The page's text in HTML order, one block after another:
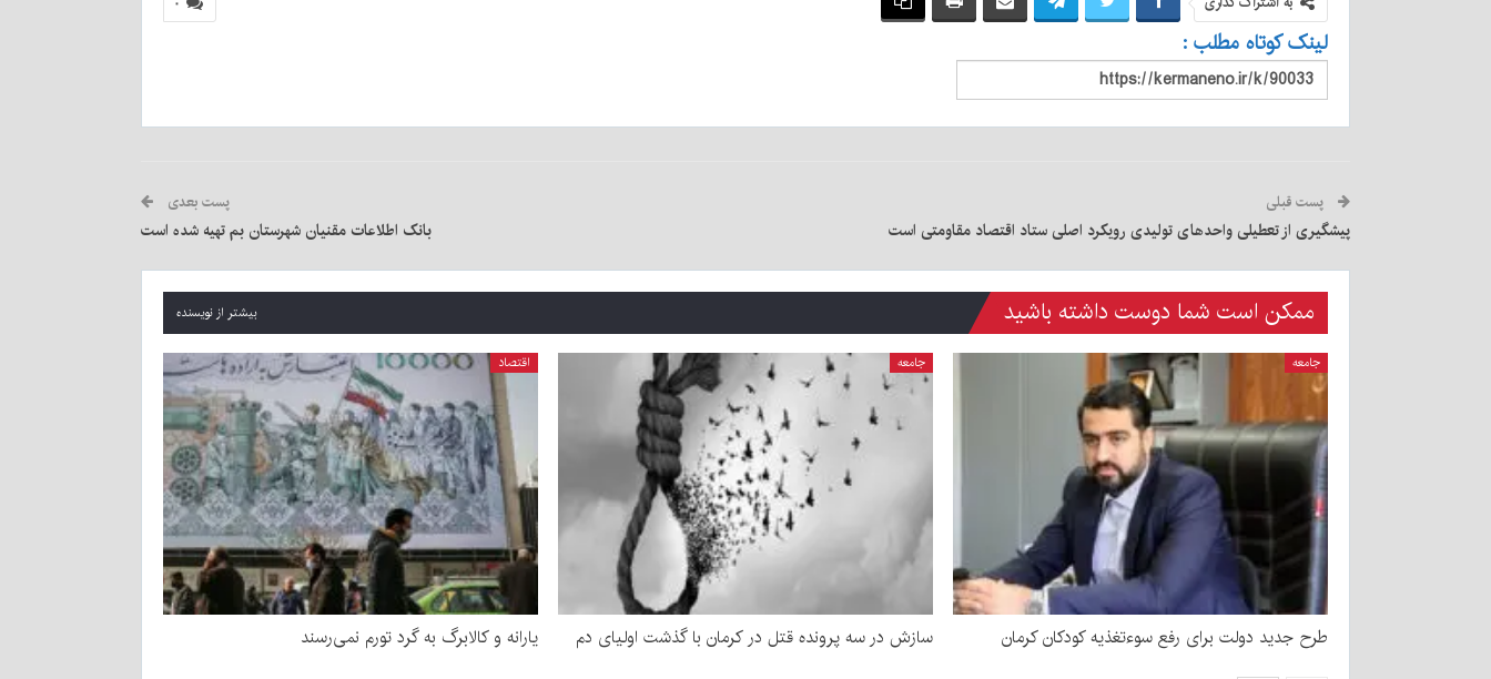
۰
لینک کوتاه مطلب :
پست قبلی
پیشگیری از تعطیلی واحدهای تولیدی رویکرد اصلی ستاد اقتصاد مقاومتی است
پست بعدی
بانک اطلاعات مقنیان شهرستان بم تهیه شده است
ممکن است شما دوست داشته باشید بیشتر از نویسنده
جامعه
طرح جدید دولت برای رفع سوءتغذیه کودکان کرمان
جامعه
سازش در سه پرونده قتل در کرمان با گذشت اولیای دم
اقتصاد
یارانه و کالابرگ به گرد تورم نمی‌رسند